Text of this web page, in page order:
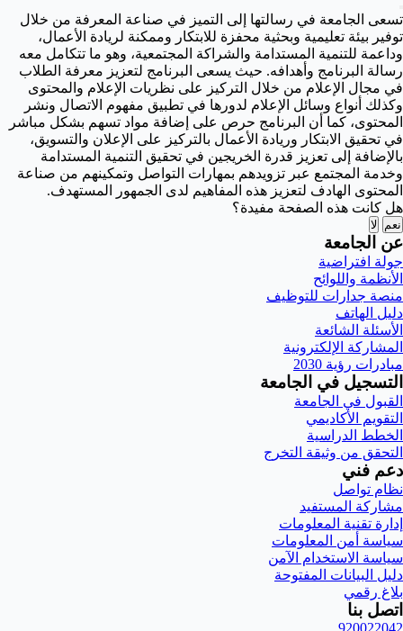
تسعى الجامعة في رسالتها إلى التميز في صناعة المعرفة من خلال
توفير بيئة تعليمية وبحثية محفزة للابتكار وممكنة لريادة الأعمال،
وداعمة للتنمية المستدامة والشراكة المجتمعية، وهو ما تتكامل معه
رسالة البرنامج وأهدافه. حيث يسعى البرنامج لتعزيز معرفة الطلاب
في مجال الإعلام من خلال التركيز على نظريات الإعلام والمحتوى
وكذلك أنواع وسائل الإعلام لدورها في تطبيق مفهوم الاتصال ونشر
المحتوى، كما أن البرنامج حرص على إضافة مواد تسهم بشكل مباشر
في تحقيق الابتكار وريادة الأعمال بالتركيز على الإعلان والتسويق،
بالإضافة إلى تعزيز قدرة الخريجين في تحقيق التنمية المستدامة
وخدمة المجتمع عبر تزويدهم بمهارات التواصل وتمكينهم من صناعة
المحتوى الهادف لتعزيز هذه المفاهيم لدى الجمهور المستهدف.
هل كانت هذه الصفحة مفيدة؟
نعم لا
عن الجامعة
جولة افتراضية
الأنظمة واللوائح
منصة جدارات للتوظيف
دليل الهاتف
الأسئلة الشائعة
المشاركة الإلكترونية
مبادرات رؤية 2030
التسجيل في الجامعة
القبول في الجامعة
التقويم الأكاديمي
الخطط الدراسية
التحقق من وثيقة التخرج
دعم فني
نظام تواصل
مشاركة المستفيد
إدارة تقنية المعلومات
سياسة أمن المعلومات
سياسة الاستخدام الآمن
دليل البيانات المفتوحة
بلاغ رقمي
اتصل بنا
920022042